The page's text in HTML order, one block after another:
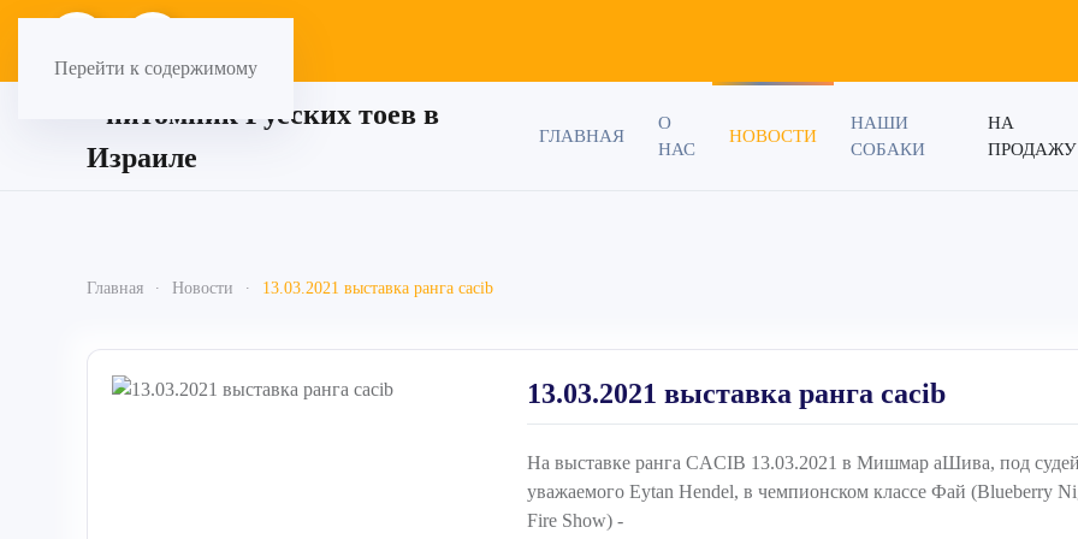
Перейти к содержимому
ГЛАВНАЯ
О
НАС
НОВОСТИ
НАШИ
СОБАКИ
НА
ПРОДАЖУ
Главная Новости 13.03.2021 выставка ранга cacib
13.03.2021 выставка ранга cacib
На выставке ранга CACIB 13.03.2021 в Мишмар аШива, под
уважаемого Eytan Hendel, в чемпионском классе Фай (Blueberry
Fire Show) -